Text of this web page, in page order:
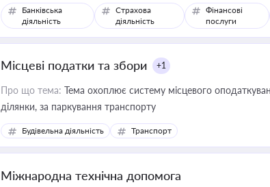
Банківська
діяльність
Страхова
діяльність
Фінансові
послуги
Місцеві податки та збори +1
Про що тема: Тема охоплює систему місцевого
ділянки, за паркування транспорту
Будівельна діяльність Транспорт
Міжнародна технічна допомога